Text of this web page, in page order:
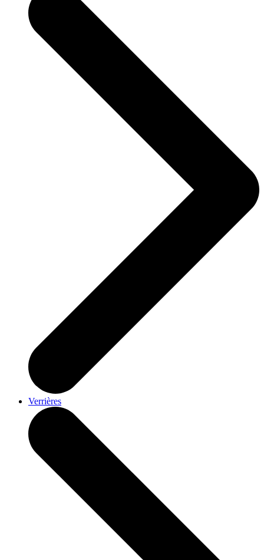
Verrières